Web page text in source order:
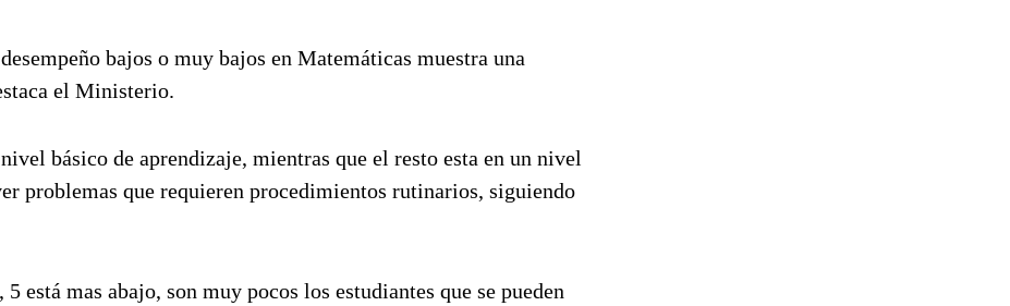
bajos o muy bajos en Matemáticas muestra una
el Ministerio.
básico de aprendizaje, mientras que el resto esta en un nivel
problemas que requieren procedimientos rutinarios, siguiendo
está mas abajo, son muy pocos los estudiantes que se pueden